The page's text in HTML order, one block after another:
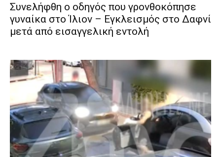
Συνελήφθη ο οδηγός που γρονθοκόπησε
γυναίκα στο Ίλιον – Εγκλεισμός στο Δαφνί
μετά από εισαγγελική εντολή